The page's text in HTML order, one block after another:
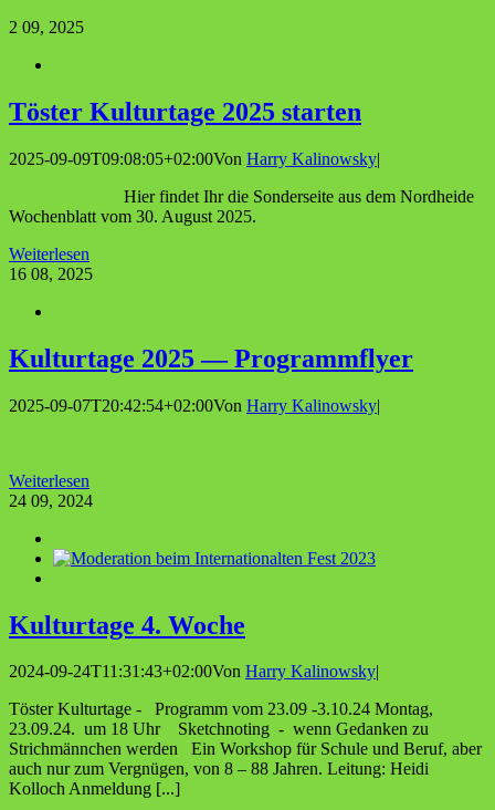
2 09, 2025
Tös­ter Kul­tur­ta­ge 2025 starten
2025-09-09T09:08:05+02:00Von Harry Kalinowsky|
Hier findet Ihr die Sonderseite aus dem Nordheide
Wochenblatt vom 30. August 2025.
Weiterlesen
16 08, 2025
Kul­tur­ta­ge 2025 — Programmflyer
2025-09-07T20:42:54+02:00Von Harry Kalinowsky|
Weiterlesen
24 09, 2024
Kul­tur­ta­ge 4. Woche
2024-09-24T11:31:43+02:00Von Harry Kalinowsky|
Töster Kulturtage - Programm vom 23.09 -3.10.24 Montag,
23.09.24. um 18 Uhr Sketchnoting - wenn Gedanken zu
Strichmännchen werden Ein Workshop für Schule und Beruf, aber
auch nur zum Vergnügen, von 8 – 88 Jahren. Leitung: Heidi
Kolloch Anmeldung [...]